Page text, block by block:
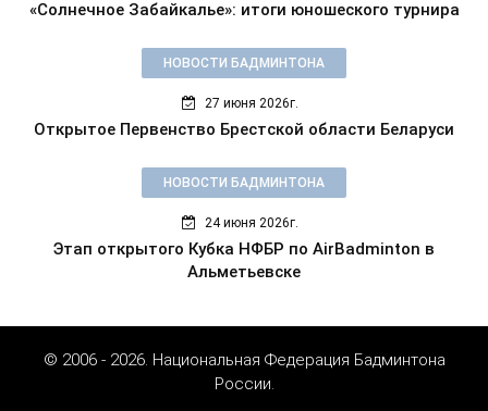
«Солнечное Забайкалье»: итоги юношеского турнира
НОВОСТИ БАДМИНТОНА
27 июня 2026г.
Открытое Первенство Брестской области Беларуси
НОВОСТИ БАДМИНТОНА
24 июня 2026г.
Этап открытого Кубка НФБР по AirBadminton в
Альметьевске
© 2006 - 2026. Национальная Федерация Бадминтона
России.